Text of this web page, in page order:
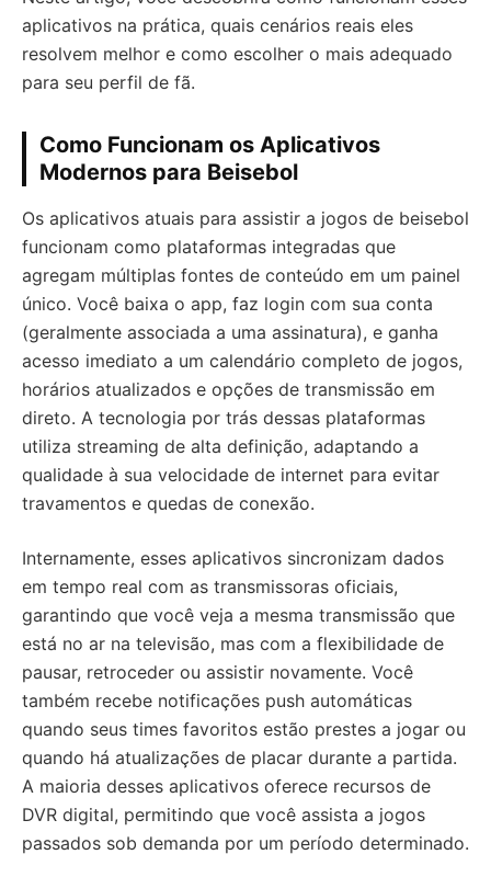
aplicativos na prática, quais cenários reais eles
resolvem melhor e como escolher o mais adequado
para seu perfil de fã.
Como Funcionam os Aplicativos
Modernos para Beisebol
Os aplicativos atuais para assistir a jogos de beisebol
funcionam como plataformas integradas que
agregam múltiplas fontes de conteúdo em um painel
único. Você baixa o app, faz login com sua conta
(geralmente associada a uma assinatura), e ganha
acesso imediato a um calendário completo de jogos,
horários atualizados e opções de transmissão em
direto. A tecnologia por trás dessas plataformas
utiliza streaming de alta definição, adaptando a
qualidade à sua velocidade de internet para evitar
travamentos e quedas de conexão.
Internamente, esses aplicativos sincronizam dados
em tempo real com as transmissoras oficiais,
garantindo que você veja a mesma transmissão que
está no ar na televisão, mas com a flexibilidade de
pausar, retroceder ou assistir novamente. Você
também recebe notificações push automáticas
quando seus times favoritos estão prestes a jogar ou
quando há atualizações de placar durante a partida.
A maioria desses aplicativos oferece recursos de
DVR digital, permitindo que você assista a jogos
passados sob demanda por um período determinado.